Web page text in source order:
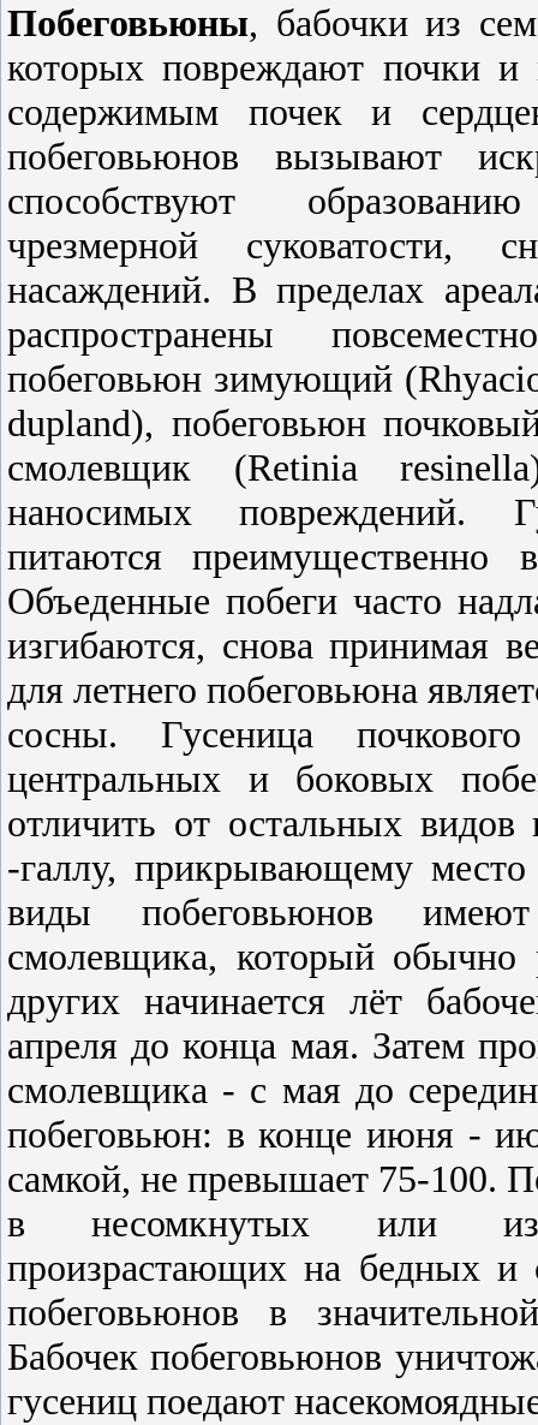
Побеговьюны, бабочки из
которых повреждают почки и
содержимым почек и
побеговьюнов вызывают
способствуют
чрезмерной суковатости,
насаждений. В пределах
распространены
побеговьюн зимующий
dupland), побеговьюн
смолевщик (Retinia
наносимых повреждений.
питаются
Объеденные побеги часто
изгибаются, снова принимая
для летнего побеговьюна
сосны. Гусеница
центральных и боковых
отличить от остальных
-галлу, прикрывающему
виды побеговьюнов
смолевщика, который обычно
других начинается лёт
апреля до конца мая. Затем
смолевщика - с мая до
побеговьюн: в конце июня -
самкой, не превышает 75-100.
в несомкнутых или
произрастающих на бедных и
побеговьюнов в
Бабочек побеговьюнов
гусениц поедают